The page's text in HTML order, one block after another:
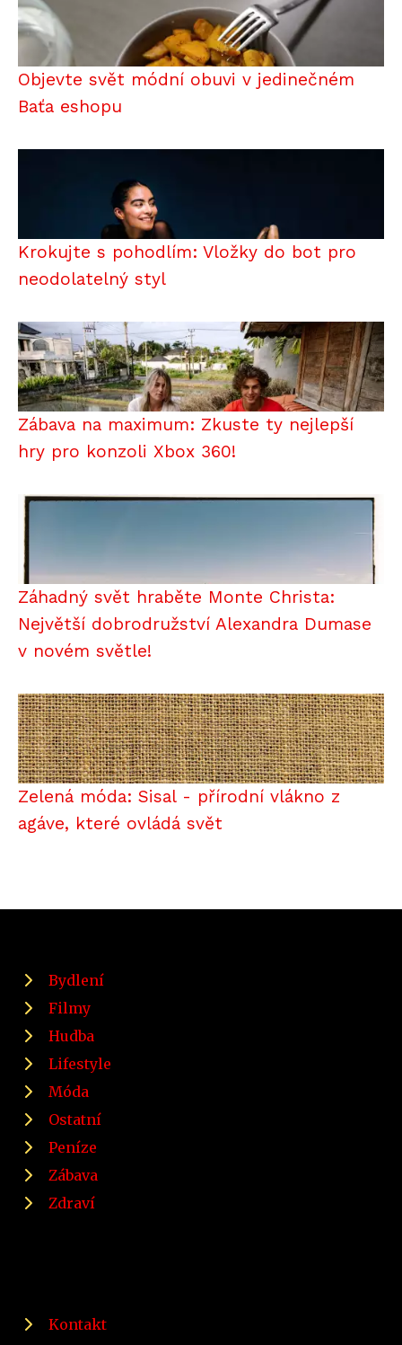
Objevte svět módní obuvi v jedinečném
Baťa eshopu
Krokujte s pohodlím: Vložky do bot pro
neodolatelný styl
Zábava na maximum: Zkuste ty nejlepší
hry pro konzoli Xbox 360!
Záhadný svět hraběte Monte Christa:
Největší dobrodružství Alexandra Dumase
v novém světle!
Zelená móda: Sisal - přírodní vlákno z
agáve, které ovládá svět
Bydlení
Filmy
Hudba
Lifestyle
Móda
Ostatní
Peníze
Zábava
Zdraví
Kontakt